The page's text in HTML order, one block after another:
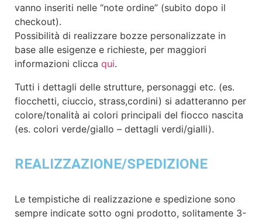
vanno inseriti nelle “note ordine” (subito dopo il
checkout).
Possibilità di realizzare bozze personalizzate in
base alle esigenze e richieste, per maggiori
informazioni clicca qui.
Tutti i dettagli delle strutture, personaggi etc. (es.
fiocchetti, ciuccio, strass,cordini) si adatteranno per
colore/tonalità ai colori principali del fiocco nascita
(es. colori verde/giallo – dettagli verdi/gialli).
REALIZZAZIONE/SPEDIZIONE
Le tempistiche di realizzazione e spedizione sono
sempre indicate sotto ogni prodotto, solitamente 3-